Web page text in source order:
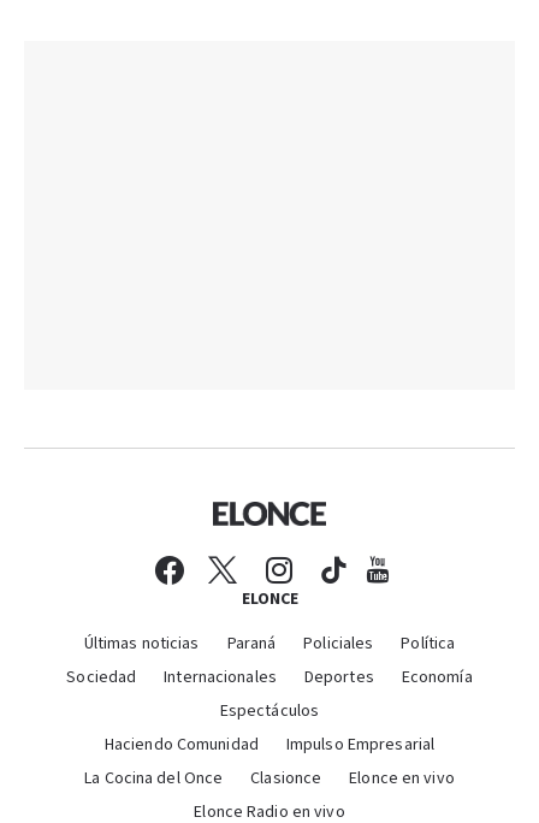
ELONCE
Últimas noticias Paraná Policiales
Política
Sociedad
Internacionales Deportes
Economía
Espectáculos
Haciendo Comunidad
Impulso Empresarial
La Cocina del Once
Clasionce
Elonce en vivo
Elonce Radio en vivo